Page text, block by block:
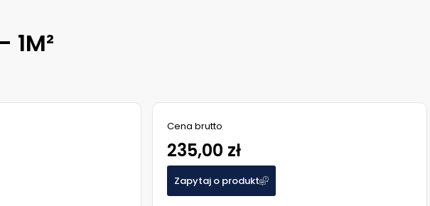
Cena brutto
235,00 zł
Zapytaj o produkt